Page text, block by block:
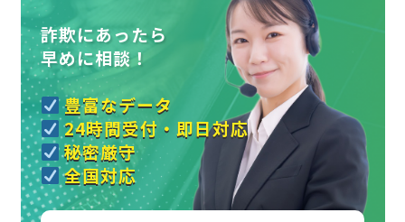
詐欺にあったら
早めに相談！
豊富なデータ
24時間受付・即日対応
秘密厳守
全国対応